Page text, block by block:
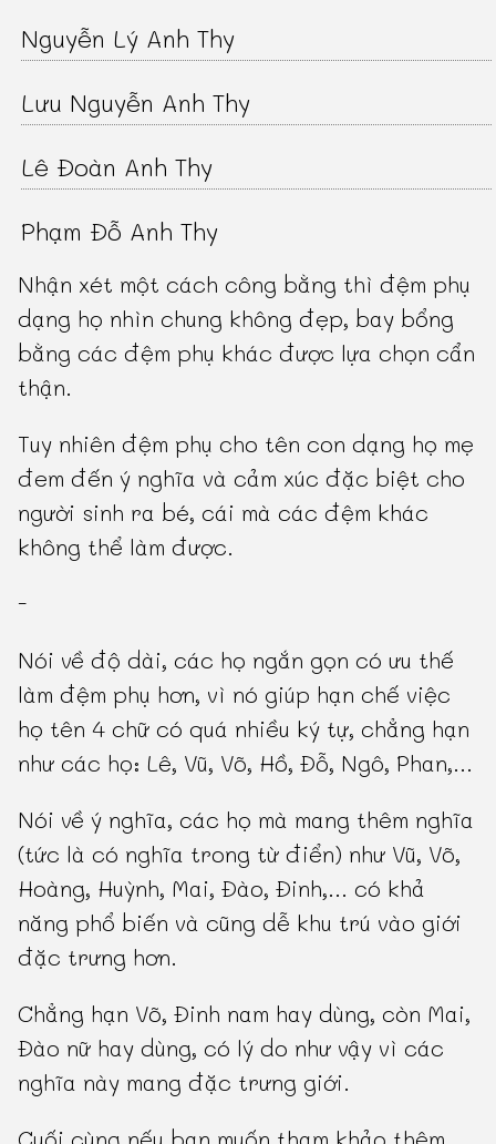
Nguyễn Lý Anh Thy
Lưu Nguyễn Anh Thy
Lê Đoàn Anh Thy
Phạm Đỗ Anh Thy
Nhận xét một cách công bằng thì đệm phụ
dạng họ nhìn chung không đẹp, bay bổng
bằng các đệm phụ khác được lựa chọn cẩn
thận.
Tuy nhiên đệm phụ cho tên con dạng họ mẹ
đem đến ý nghĩa và cảm xúc đặc biệt cho
người sinh ra bé, cái mà các đệm khác
không thể làm được.
-
Nói về độ dài, các họ ngắn gọn có ưu thế
làm đệm phụ hơn, vì nó giúp hạn chế việc
họ tên 4 chữ có quá nhiều ký tự, chẳng hạn
như các họ: Lê, Vũ, Võ, Hồ, Đỗ, Ngô, Phan,...
Nói về ý nghĩa, các họ mà mang thêm nghĩa
(tức là có nghĩa trong từ điển) như Vũ, Võ,
Hoàng, Huỳnh, Mai, Đào, Đinh,... có khả
năng phổ biến và cũng dễ khu trú vào giới
đặc trưng hơn.
Chẳng hạn Võ, Đinh nam hay dùng, còn Mai,
Đào nữ hay dùng, có lý do như vậy vì các
nghĩa này mang đặc trưng giới.
Cuối cùng nếu bạn muốn tham khảo thêm